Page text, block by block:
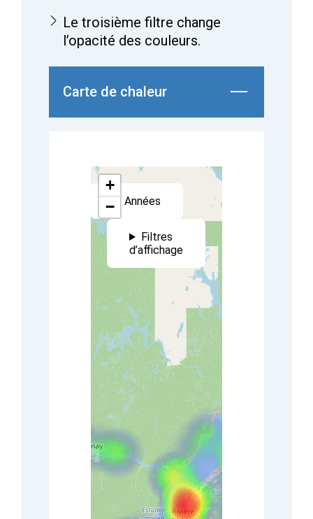
Le troisième filtre change
l’opacité des couleurs.
Carte de chaleur